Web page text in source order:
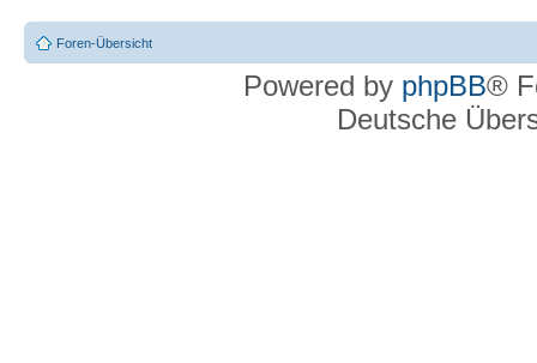
Foren-Übersicht
Powered by phpBB®
Deutsche